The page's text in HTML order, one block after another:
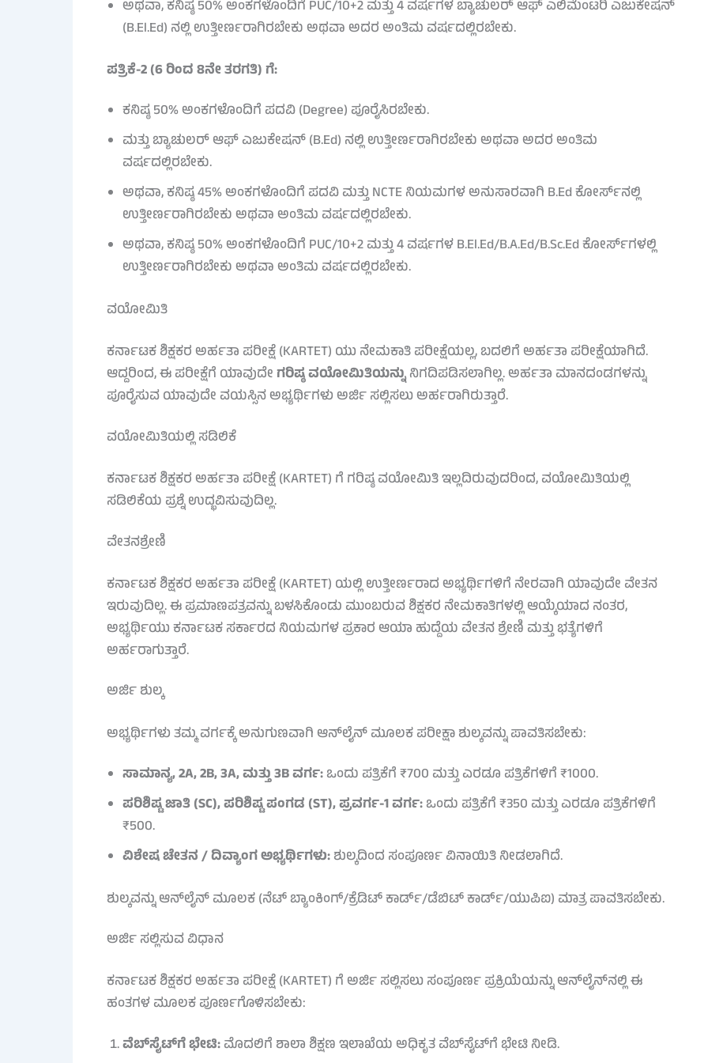
ಅಥವಾ, ಕನಿಷ್ಠ 50% ಅಂಕಗಳೊಂದಿಗೆ PUC/10+2 ಮತ್ತು 4 ವರ್ಷಗಳ ಬ್ಯಾಚುಲರ್ ಆಫ್ ಎಲಿಮೆಂಟರಿ ಎಜುಕೇಷನ್
(B.El.Ed) ನಲ್ಲಿ ಉತ್ತೀರ್ಣರಾಗಿರಬೇಕು ಅಥವಾ ಅದರ ಅಂತಿಮ ವರ್ಷದಲ್ಲಿರಬೇಕು.
ಪತ್ರಿಕೆ-2 (6 ರಿಂದ 8ನೇ ತರಗತಿ) ಗೆ:
ಕನಿಷ್ಠ 50% ಅಂಕಗಳೊಂದಿಗೆ ಪದವಿ (Degree) ಪೂರೈಸಿರಬೇಕು.
ಮತ್ತು ಬ್ಯಾಚುಲರ್ ಆಫ್ ಎಜುಕೇಷನ್ (B.Ed) ನಲ್ಲಿ ಉತ್ತೀರ್ಣರಾಗಿರಬೇಕು ಅಥವಾ ಅದರ ಅಂತಿಮ
ವರ್ಷದಲ್ಲಿರಬೇಕು.
ಅಥವಾ, ಕನಿಷ್ಠ 45% ಅಂಕಗಳೊಂದಿಗೆ ಪದವಿ ಮತ್ತು NCTE ನಿಯಮಗಳ ಅನುಸಾರವಾಗಿ B.Ed ಕೋರ್ಸ್‌ನಲ್ಲಿ
ಉತ್ತೀರ್ಣರಾಗಿರಬೇಕು ಅಥವಾ ಅಂತಿಮ ವರ್ಷದಲ್ಲಿರಬೇಕು.
ಅಥವಾ, ಕನಿಷ್ಠ 50% ಅಂಕಗಳೊಂದಿಗೆ PUC/10+2 ಮತ್ತು 4 ವರ್ಷಗಳ B.El.Ed/B.A.Ed/B.Sc.Ed ಕೋರ್ಸ್‌ಗಳಲ್ಲಿ
ಉತ್ತೀರ್ಣರಾಗಿರಬೇಕು ಅಥವಾ ಅಂತಿಮ ವರ್ಷದಲ್ಲಿರಬೇಕು.
ವಯೋಮಿತಿ
ಕರ್ನಾಟಕ ಶಿಕ್ಷಕರ ಅರ್ಹತಾ ಪರೀಕ್ಷೆ (KARTET) ಯು ನೇಮಕಾತಿ ಪರೀಕ್ಷೆಯಲ್ಲ, ಬದಲಿಗೆ ಅರ್ಹತಾ ಪರೀಕ್ಷೆಯಾಗಿದೆ.
ಆದ್ದರಿಂದ, ಈ ಪರೀಕ್ಷೆಗೆ ಯಾವುದೇಗರಿಷ್ಠ ವಯೋಮಿತಿಯನ್ನುನಿಗದಿಪಡಿಸಲಾಗಿಲ್ಲ. ಅರ್ಹತಾ ಮಾನದಂಡಗಳನ್ನು
ಪೂರೈಸುವ ಯಾವುದೇ ವಯಸ್ಸಿನ ಅಭ್ಯರ್ಥಿಗಳು ಅರ್ಜಿ ಸಲ್ಲಿಸಲು ಅರ್ಹರಾಗಿರುತ್ತಾರೆ.
ವಯೋಮಿತಿಯಲ್ಲಿ ಸಡಿಲಿಕೆ
ಕರ್ನಾಟಕ ಶಿಕ್ಷಕರ ಅರ್ಹತಾ ಪರೀಕ್ಷೆ (KARTET) ಗೆ ಗರಿಷ್ಠ ವಯೋಮಿತಿ ಇಲ್ಲದಿರುವುದರಿಂದ, ವಯೋಮಿತಿಯಲ್ಲಿ
ಸಡಿಲಿಕೆಯ ಪ್ರಶ್ನೆ ಉದ್ಭವಿಸುವುದಿಲ್ಲ.
ವೇತನಶ್ರೇಣಿ
ಕರ್ನಾಟಕ ಶಿಕ್ಷಕರ ಅರ್ಹತಾ ಪರೀಕ್ಷೆ (KARTET) ಯಲ್ಲಿ ಉತ್ತೀರ್ಣರಾದ ಅಭ್ಯರ್ಥಿಗಳಿಗೆ ನೇರವಾಗಿ ಯಾವುದೇ ವೇತನ
ಇರುವುದಿಲ್ಲ. ಈ ಪ್ರಮಾಣಪತ್ರವನ್ನು ಬಳಸಿಕೊಂಡು ಮುಂಬರುವ ಶಿಕ್ಷಕರ ನೇಮಕಾತಿಗಳಲ್ಲಿ ಆಯ್ಕೆಯಾದ ನಂತರ,
ಅಭ್ಯರ್ಥಿಯು ಕರ್ನಾಟಕ ಸರ್ಕಾರದ ನಿಯಮಗಳ ಪ್ರಕಾರ ಆಯಾ ಹುದ್ದೆಯ ವೇತನ ಶ್ರೇಣಿ ಮತ್ತು ಭತ್ಯೆಗಳಿಗೆ
ಅರ್ಹರಾಗುತ್ತಾರೆ.
ಅರ್ಜಿ ಶುಲ್ಕ
ಅಭ್ಯರ್ಥಿಗಳು ತಮ್ಮ ವರ್ಗಕ್ಕೆ ಅನುಗುಣವಾಗಿ ಆನ್‌ಲೈನ್ ಮೂಲಕ ಪರೀಕ್ಷಾ ಶುಲ್ಕವನ್ನು ಪಾವತಿಸಬೇಕು:
ಸಾಮಾನ್ಯ, 2A, 2B, 3A, ಮತ್ತು 3B ವರ್ಗ:ಒಂದು ಪತ್ರಿಕೆಗೆ ₹700 ಮತ್ತು ಎರಡೂ ಪತ್ರಿಕೆಗಳಿಗೆ ₹1000.
ಪರಿಶಿಷ್ಟ ಜಾತಿ (SC), ಪರಿಶಿಷ್ಟ ಪಂಗಡ (ST), ಪ್ರವರ್ಗ-1 ವರ್ಗ:ಒಂದು ಪತ್ರಿಕೆಗೆ ₹350 ಮತ್ತು ಎರಡೂ ಪತ್ರಿಕೆಗಳಿಗೆ
₹500.
ವಿಶೇಷ ಚೇತನ / ದಿವ್ಯಾಂಗ ಅಭ್ಯರ್ಥಿಗಳು:ಶುಲ್ಕದಿಂದ ಸಂಪೂರ್ಣ ವಿನಾಯಿತಿ ನೀಡಲಾಗಿದೆ.
ಶುಲ್ಕವನ್ನು ಆನ್‌ಲೈನ್ ಮೂಲಕ (ನೆಟ್ ಬ್ಯಾಂಕಿಂಗ್/ಕ್ರೆಡಿಟ್ ಕಾರ್ಡ್/ಡೆಬಿಟ್ ಕಾರ್ಡ್/ಯುಪಿಐ) ಮಾತ್ರ ಪಾವತಿಸಬೇಕು.
ಅರ್ಜಿ ಸಲ್ಲಿಸುವ ವಿಧಾನ
ಕರ್ನಾಟಕ ಶಿಕ್ಷಕರ ಅರ್ಹತಾ ಪರೀಕ್ಷೆ (KARTET) ಗೆ ಅರ್ಜಿ ಸಲ್ಲಿಸಲು ಸಂಪೂರ್ಣ ಪ್ರಕ್ರಿಯೆಯನ್ನು ಆನ್‌ಲೈನ್‌ನಲ್ಲಿ ಈ
ಹಂತಗಳ ಮೂಲಕ ಪೂರ್ಣಗೊಳಿಸಬೇಕು:
ವೆಬ್‌ಸೈಟ್‌ಗೆ ಭೇಟಿ:ಮೊದಲಿಗೆ ಶಾಲಾ ಶಿಕ್ಷಣ ಇಲಾಖೆಯ ಅಧಿಕೃತ ವೆಬ್‌ಸೈಟ್‌ಗೆ ಭೇಟಿ ನೀಡಿ.